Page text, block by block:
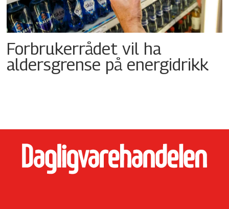
Forbrukerrådet vil ha
aldersgrense på energidrikk